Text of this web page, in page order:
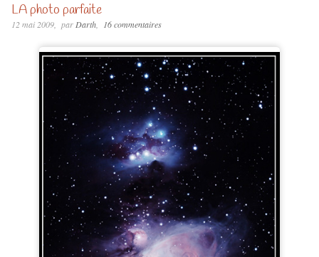
LA photo parfaite
12 mai 2009 par Darth 16 commentaires